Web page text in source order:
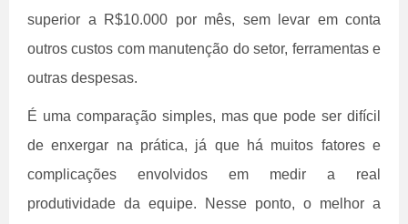
superior a R$10.000 por mês, sem levar em conta
outros custos com manutenção do setor, ferramentas e
outras despesas.
É uma comparação simples, mas que pode ser difícil
de enxergar na prática, já que há muitos fatores e
complicações envolvidos em medir a real
produtividade da equipe. Nesse ponto, o melhor a